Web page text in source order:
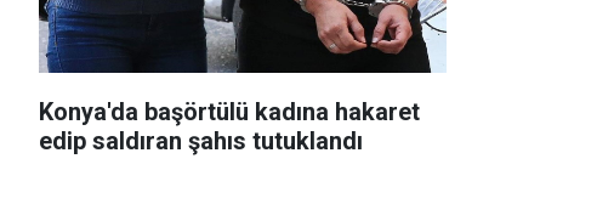
Konya'da başörtülü kadına hakaret
edip saldıran şahıs tutuklandı